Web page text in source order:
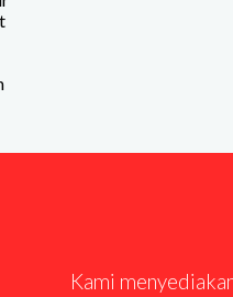
Kami